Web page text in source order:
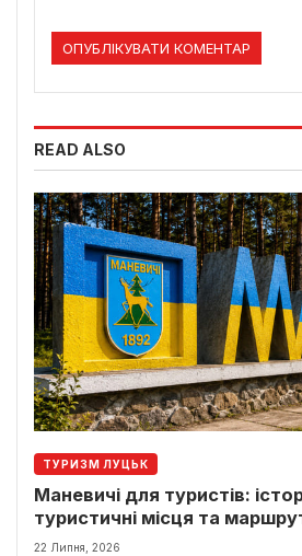
READ ALSO
ТУРИЗМ ЛУЦЬК
Маневичі для туристів:
туристичні місця та
22 Липня, 2026